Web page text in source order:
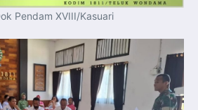
Pendam XVIII/Kasuari